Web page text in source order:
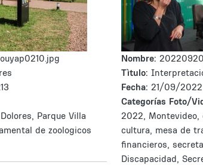
Parque Villa
de zoologicos
Nombre:
Tìtulo:
Fecha: 21/09/
Categorías Foto/
2022, Montevideo,
cultura, mesa de
financieros,
Discapacidad,